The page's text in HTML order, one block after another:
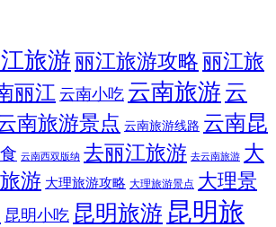
旅游 丽江旅游攻略 丽江旅
丽江 云南小吃 云南旅游 云
南旅游景点 云南旅游线路 云南昆
云南西双版纳 去丽江旅游 去云南旅游 大
游 大理旅游攻略 大理旅游景点 大理景
昆明小吃 昆明旅游 昆明旅